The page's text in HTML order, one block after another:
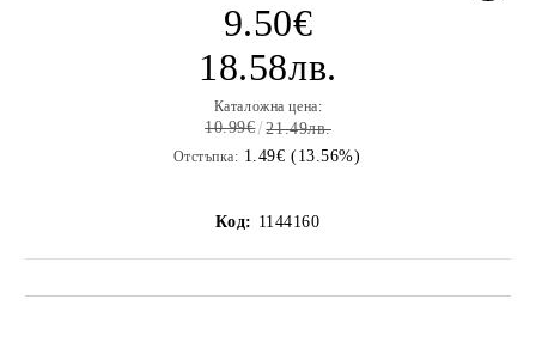
9.50€
18.58лв.
Каталожна цена:
10.99€ 21.49лв.
Отстъпка: 1.49€ (13.56%)
Код: 1144160